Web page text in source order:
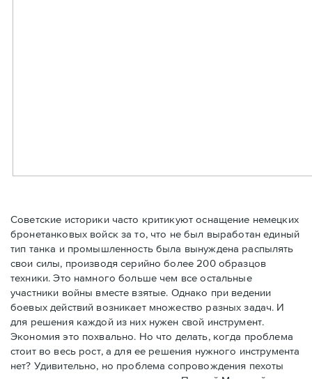
Советские историки часто критикуют оснащение немецких
бронетанковых войск за то, что не был выработан единый
тип танка и промышленность была вынуждена распылять
свои силы, производя серийно более 200 образцов
техники. Это намного больше чем все остальные
участники войны вместе взятые. Однако при ведении
боевых действий возникает множество разных задач. И
для решения каждой из них нужен свой инструмент.
Экономия это похвально. Но что делать, когда проблема
стоит во весь рост, а для ее решения нужного инструмента
нет? Удивительно, но проблема сопровождения пехоты